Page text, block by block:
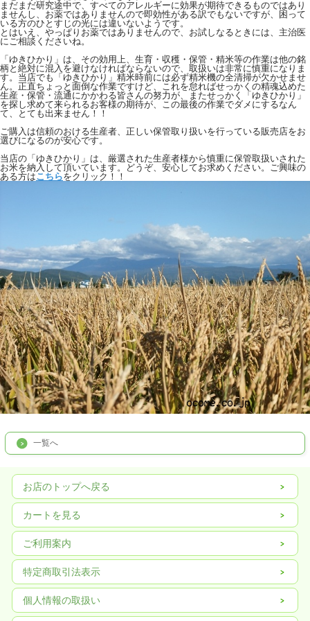
まだまだ研究途中で、すべてのアレルギーに効果が期待できるものではあり
ませんし、お薬ではありませんので即効性がある訳でもないですが、困って
いる方のひとすじの光には違いないようです。
とはいえ、やっぱりお薬ではありませんので、お試しなるときには、主治医
にご相談くださいね。
「ゆきひかり」は、その効用上、生育・収穫・保管・精米等の作業は他の銘
柄と絶対に混入を避けなければならないので、取扱いは非常に慎重になりま
す。当店でも「ゆきひかり」精米時前には必ず精米機の全清掃が欠かせませ
ん。正直ちょっと面倒な作業ですけど、これを怠ればせっかくの精魂込めた
生産・保管・流通にかかわる皆さんの努力が、またせっかく「ゆきひかり」
を探し求めて来られるお客様の期待が、この最後の作業でダメにするなん
て、とても出来ません！！
ご購入は信頼のおける生産者、正しい保管取り扱いを行っている販売店をお
選びになるのが安心です。
当店の「ゆきひかり」は、厳選された生産者様から慎重に保管取扱いされた
お米を納入して頂いています。どうぞ、安心してお求めください。ご興味の
ある方はこちらをクリック！！
一覧へ
お店のトップへ戻る
カートを見る
ご利用案内
特定商取引法表示
個人情報の取扱い